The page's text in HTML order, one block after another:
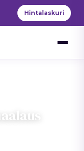
Hintalaskuri